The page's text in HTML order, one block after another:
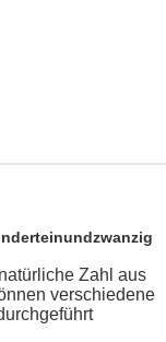
Zahl aus
verschiedene